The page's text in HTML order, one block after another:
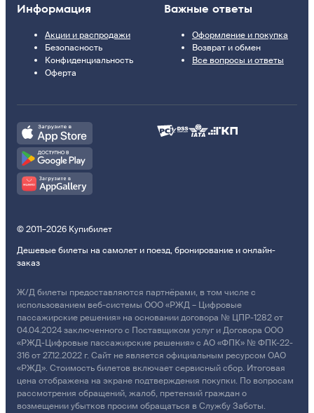
Информация
Акции и распродажи
Безопасность
Конфиденциальность
Оферта
Важные ответы
Оформление и покупка
Возврат и обмен
Все вопросы и ответы
© 2011–2026 Купибилет
Дешевые билеты на самолет и поезд, бронирование и онлайн-
заказ
Ж/Д билеты предоставляются партнёрами, в том числе с
использованием веб-системы ООО «РЖД – Цифровые
пассажирские решения» на основании договора № ЦПР-1282 от
04.04.2024 заключенного с Поставщиком услуг и Договора ООО
«РЖД-Цифровые пассажирские решения» с АО «ФПК» № ФПК-22-
316 от 27.12.2022 г. Сайт не является официальным ресурсом ОАО
«РЖД». Стоимость билетов включает сервисный сбор. Итоговая
цена отображена на экране подтверждения покупки. По вопросам
рассмотрения обращений, жалоб, претензий граждан о
возмещении убытков просим обращаться в Службу Заботы.